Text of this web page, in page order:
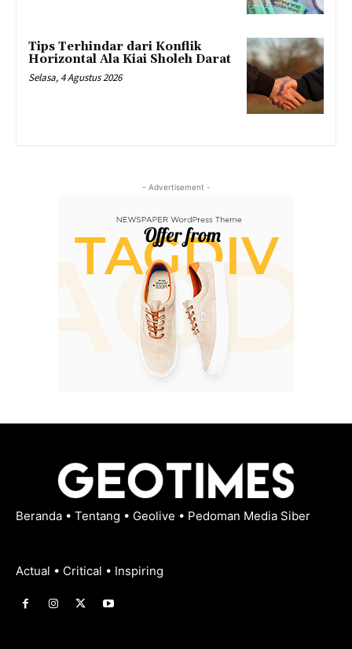
Tips Terhindar dari Konflik
Horizontal Ala Kiai Sholeh Darat
Selasa, 4 Agustus 2026
- Advertisement -
Beranda • Tentang • Geolive • Pedoman Media Siber
Actual • Critical • Inspiring